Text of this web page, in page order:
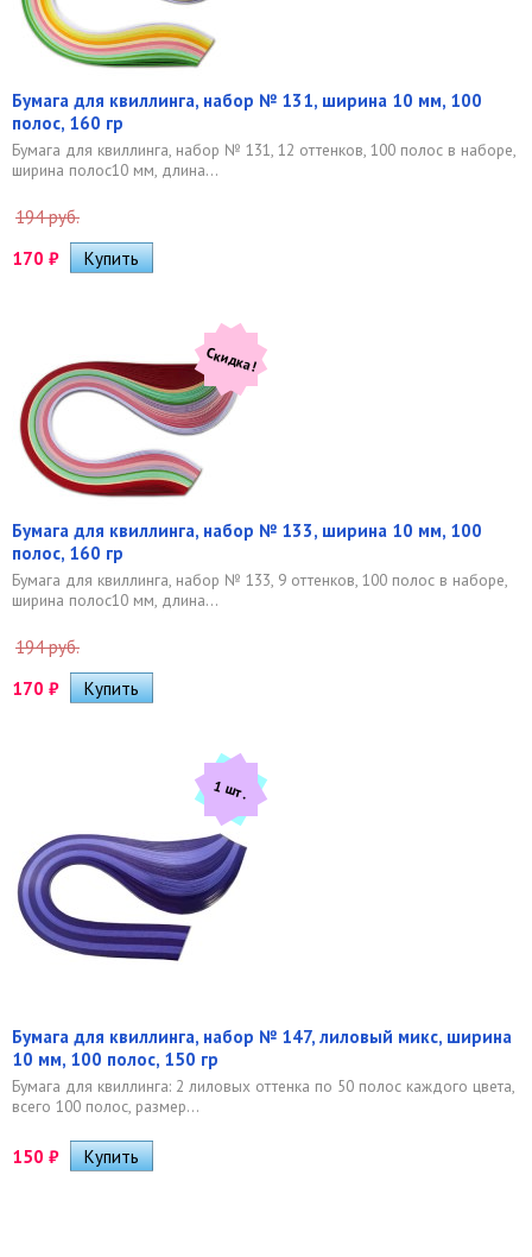
Бумага для квиллинга, набор № 131, ширина 10 мм, 100
полос, 160 гр
Бумага для квиллинга, набор № 131, 12 оттенков, 100 полос в наборе,
ширина полос10 мм, длина...
194 руб.
170 ₽
Скидка!
Бумага для квиллинга, набор № 133, ширина 10 мм, 100
полос, 160 гр
Бумага для квиллинга, набор № 133, 9 оттенков, 100 полос в наборе,
ширина полос10 мм, длина...
194 руб.
170 ₽
1 шт.
Бумага для квиллинга, набор № 147, лиловый микс, ширина
10 мм, 100 полос, 150 гр
Бумага для квиллинга: 2 лиловых оттенка по 50 полос каждого цвета,
всего 100 полос, размер...
150 ₽